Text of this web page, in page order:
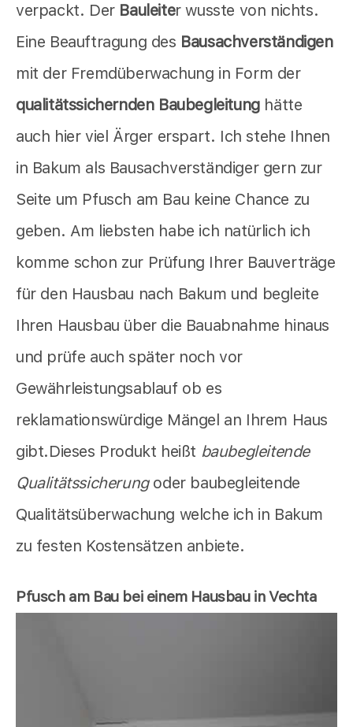
verpackt. Der Bauleiter wusste von nichts.
Eine Beauftragung des Bausachverständigen
mit der Fremdüberwachung in Form der
qualitätssichernden Baubegleitunghätte
auch hier viel Ärger erspart. Ich stehe Ihnen
in Bakum als Bausachverständiger gern zur
Seite um Pfusch am Bau keine Chance zu
geben. Am liebsten habe ich natürlich ich
komme schon zur Prüfung Ihrer Bauverträge
für den Hausbau nach Bakum und begleite
Ihren Hausbau über die Bauabnahme hinaus
und prüfe auch später noch vor
Gewährleistungsablauf ob es
reklamationswürdige Mängel an Ihrem Haus
gibt.Dieses Produkt heißt baubegleitende
Qualitätssicherung oder baubegleitende
Qualitätsüberwachung welche ich in Bakum
zu festen Kostensätzen anbiete.
Pfusch am Bau bei einem Hausbau in Vechta